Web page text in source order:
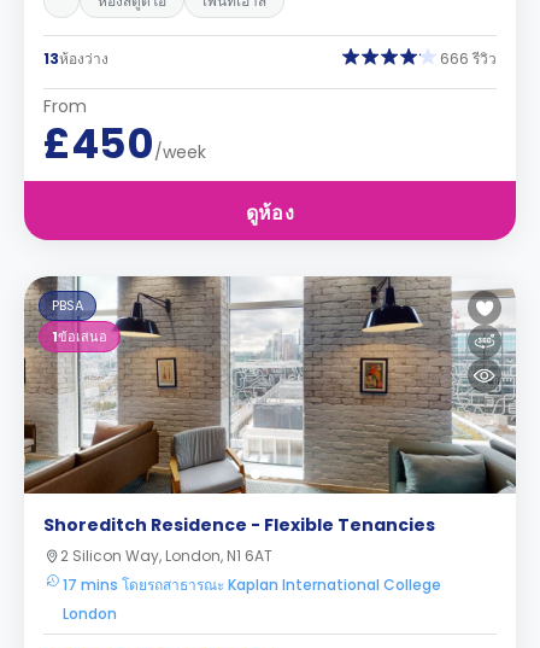
13ห้องว่าง 666 รีวิว
From
£450/week
ดูห้อง
PBSA
1ข้อเสนอ
Shoreditch Residence - Flexible Tenancies
2 Silicon Way, London, N1 6AT
17 mins โดยรถสาธารณะ Kaplan International College
London